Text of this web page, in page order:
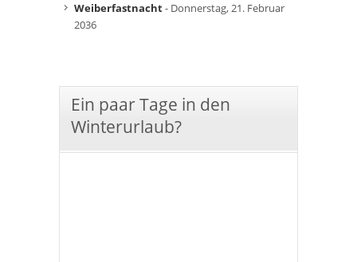
Weiberfastnacht- Donnerstag, 21. Februar
2036
Ein paar Tage in den
Winterurlaub?